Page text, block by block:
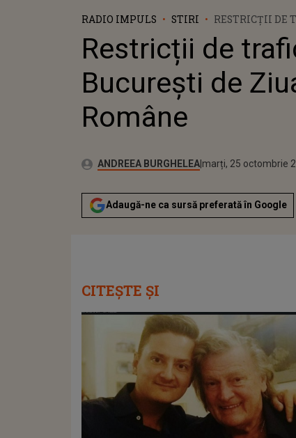
RADIO IMPULS STIRI
RESTRICȚII DE
Restricții de
București de
Române
Autor:ANDREEA BURGHELEAPublicat:
marți, 25 octombrie
Actualizat:
marți, 25 octombrie
Adaugă-ne ca sursă preferată în Google
CITEȘTE ȘI